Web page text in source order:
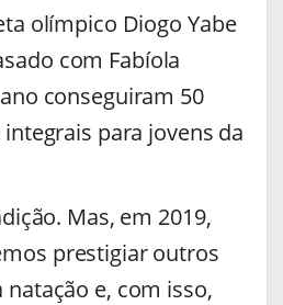
olímpico Diogo Yabe
com Fabíola
conseguiram 50
para jovens da
Mas, em 2019,
prestigiar outros
e, com isso,